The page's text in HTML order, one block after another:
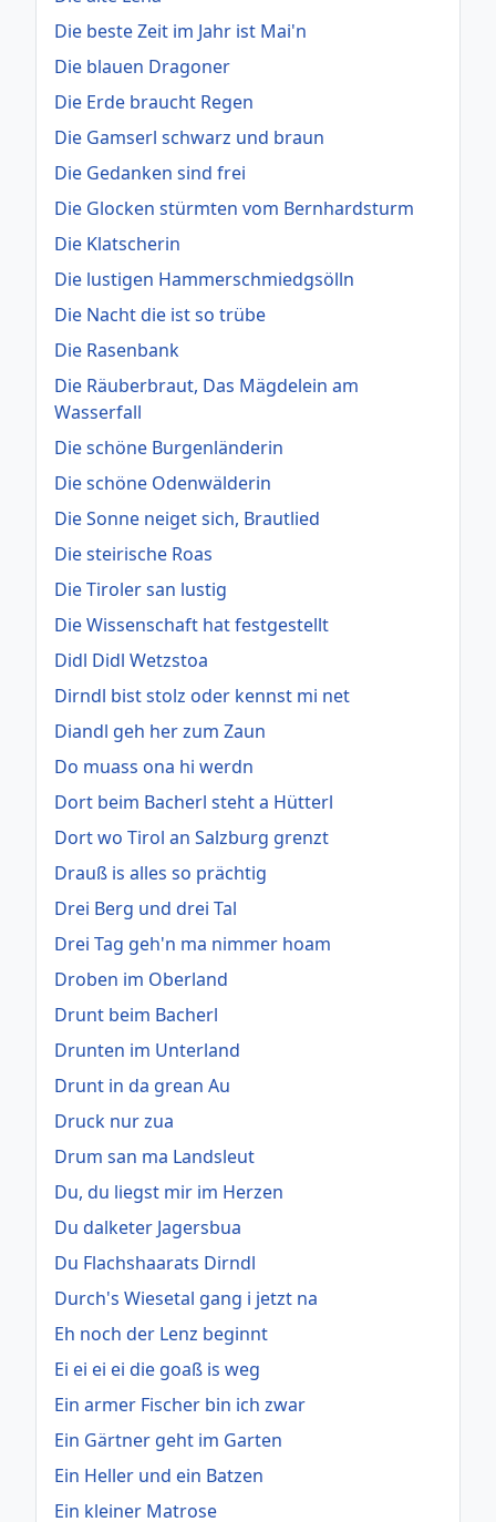
Die beste Zeit im Jahr ist Mai'n
Die blauen Dragoner
Die Erde braucht Regen
Die Gamserl schwarz und braun
Die Gedanken sind frei
Die Glocken stürmten vom Bernhardsturm
Die Klatscherin
Die lustigen Hammerschmiedgsölln
Die Nacht die ist so trübe
Die Rasenbank
Die Räuberbraut, Das Mägdelein am
Wasserfall
Die schöne Burgenländerin
Die schöne Odenwälderin
Die Sonne neiget sich, Brautlied
Die steirische Roas
Die Tiroler san lustig
Die Wissenschaft hat festgestellt
Didl Didl Wetzstoa
Dirndl bist stolz oder kennst mi net
Diandl geh her zum Zaun
Do muass ona hi werdn
Dort beim Bacherl steht a Hütterl
Dort wo Tirol an Salzburg grenzt
Drauß is alles so prächtig
Drei Berg und drei Tal
Drei Tag geh'n ma nimmer hoam
Droben im Oberland
Drunt beim Bacherl
Drunten im Unterland
Drunt in da grean Au
Druck nur zua
Drum san ma Landsleut
Du, du liegst mir im Herzen
Du dalketer Jagersbua
Du Flachshaarats Dirndl
Durch's Wiesetal gang i jetzt na
Eh noch der Lenz beginnt
Ei ei ei ei die goaß is weg
Ein armer Fischer bin ich zwar
Ein Gärtner geht im Garten
Ein Heller und ein Batzen
Ein kleiner Matrose